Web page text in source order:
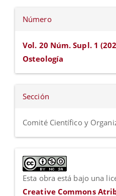
Número
Vol. 20 Núm. Supl. 1
Osteología
Sección
Comité Científico y
Esta obra está bajo una
Creative Commons